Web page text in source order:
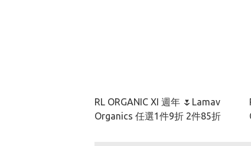
RL ORGANIC XI 週年 🌷Lamav
Organics 任選1件9折 2件85折